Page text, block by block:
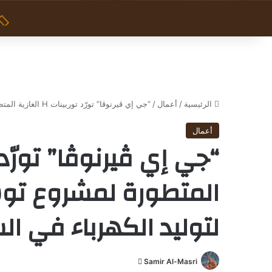
الرئيسية / أعمال / “جي إي ڤيرنوڤا” تورّد توربينات H الغازية المتطورة لمشروع توسعة محطة “القرية” لتوليد الكهرباء في السعودية
أعمال
المتطورة لمشروع
لتوليد الكهرباء في
Samir Al-Masri